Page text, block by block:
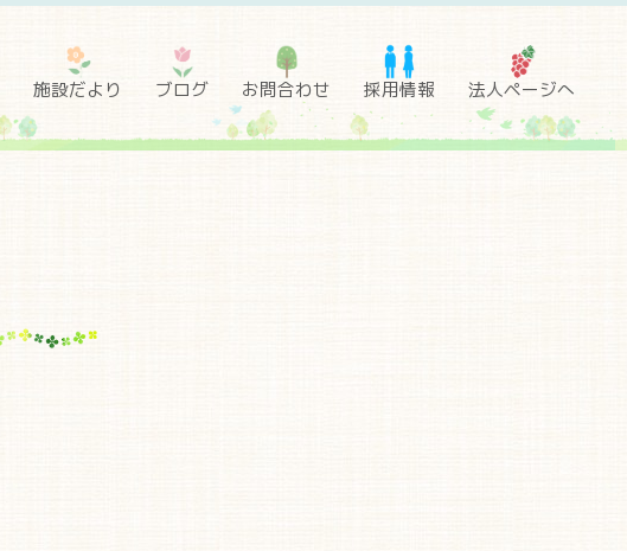
施設だより ブログ お問合わせ 採用情報 法人ページへ